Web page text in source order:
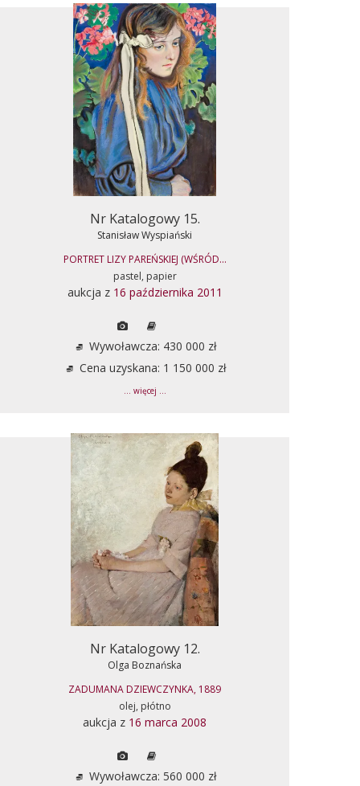
Nr Katalogowy 15.
Stanisław Wyspiański
PORTRET LIZY PAREŃSKIEJ (WŚRÓD...
pastel, papier
aukcja z 16 października 2011
Wywoławcza: 430 000 zł
Cena uzyskana: 1 150 000 zł
... więcej ...
Nr Katalogowy 12.
Olga Boznańska
ZADUMANA DZIEWCZYNKA, 1889
olej, płótno
aukcja z 16 marca 2008
Wywoławcza: 560 000 zł